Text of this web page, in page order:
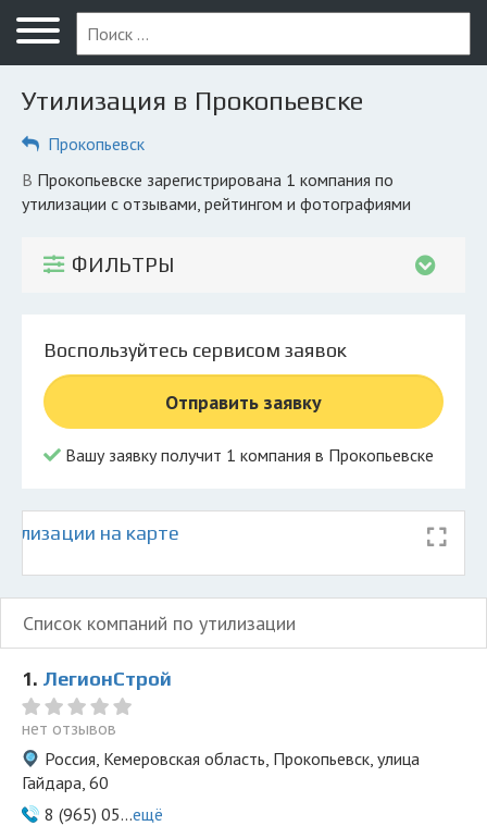
Меню
Главная
Вопрос юристу
Прокопьевск
Экоблог
Личный кабинет
© 2026 Все права защищены
Утилизация в Прокопьевске
Прокопьевск
в Прокопьевске зарегистрирована 1 компания по
утилизации с отзывами, рейтингом и фотографиями
ФИЛЬТРЫ
Воспользуйтесь сервисом заявок
Отправить заявку
Вашу заявку получит 1 компания в Прокопьевске
на карте
Список компаний по утилизации
1. ЛегионСтрой
нет отзывов
Россия, Кемеровская область, Прокопьевск, улица
Гайдара, 60
8 (965) 05...ещё